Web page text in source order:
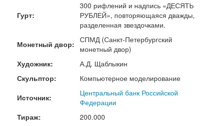
Гурт:
300 рифлений и надпись «ДЕСЯТЬ
РУБЛЕЙ», повторяющаяся дважды,
разделенная звездочками.
Монетный двор: СПМД (Санкт-Петербургский
монетный двор)
Художник:
А.Д. Щаблыкин
Скульптор:
Компьютерное моделирование
Источник:
Центральный банк Российской
Федерации
Тираж:
200.000